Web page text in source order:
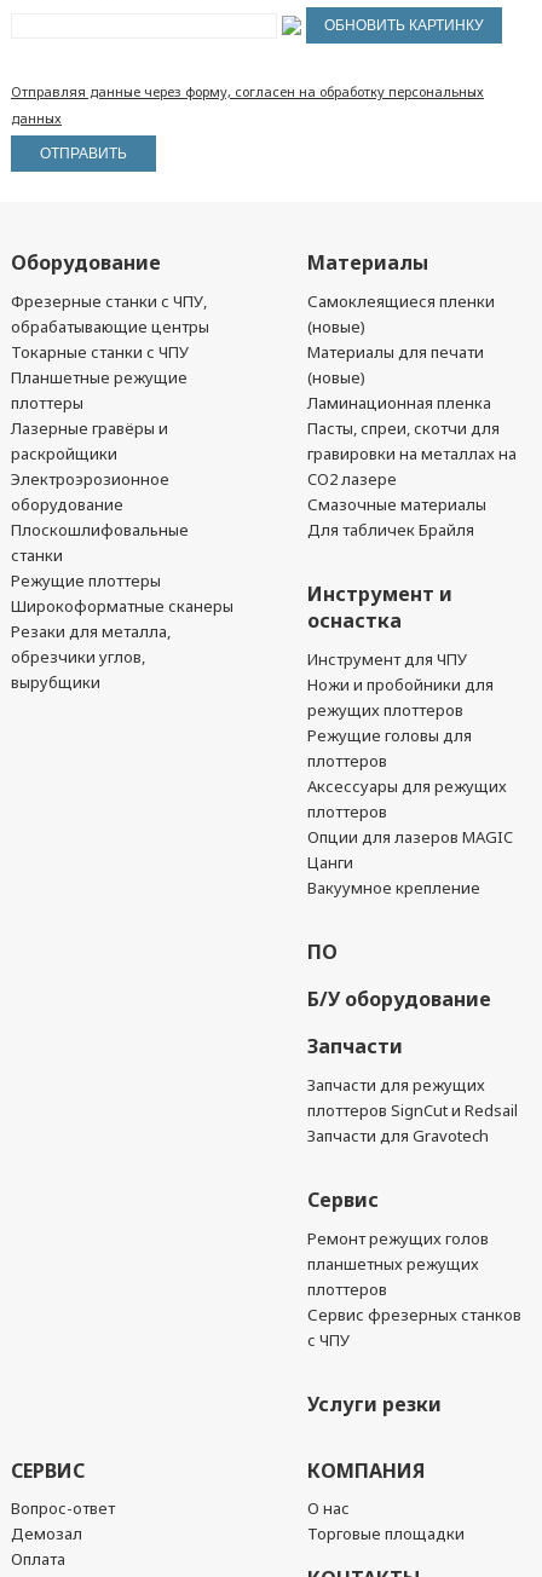
Отправляя данные через форму, согласен на обработку персональных
данных
Оборудование
Фрезерные станки с ЧПУ,
обрабатывающие центры
Токарные станки с ЧПУ
Планшетные режущие
плоттеры
Лазерные гравёры и
раскройщики
Электроэрозионное
оборудование
Плоскошлифовальные
станки
Режущие плоттеры
Широкоформатные сканеры
Резаки для металла,
обрезчики углов,
вырубщики
Материалы
Самоклеящиеся пленки
(новые)
Материалы для печати
(новые)
Ламинационная пленка
Пасты, спреи, скотчи для
гравировки на металлах на
CO2 лазере
Смазочные материалы
Для табличек Брайля
Инструмент и
оснастка
Инструмент для ЧПУ
Ножи и пробойники для
режущих плоттеров
Режущие головы для
плоттеров
Аксессуары для режущих
плоттеров
Опции для лазеров MAGIC
Цанги
Вакуумное крепление
ПО
Б/У оборудование
Запчасти
Запчасти для режущих
плоттеров SignCut и Redsail
Запчасти для Gravotech
Сервис
Ремонт режущих голов
планшетных режущих
плоттеров
Сервис фрезерных станков
с ЧПУ
Услуги резки
СЕРВИС
Вопрос-ответ
Демозал
Оплата
КОМПАНИЯ
О нас
Торговые площадки